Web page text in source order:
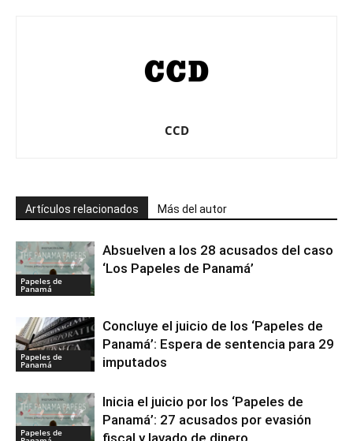
CCD
Artículos relacionados Más del autor
Papeles de
Panamá
Absuelven a los 28 acusados del caso
‘Los Papeles de Panamá’
Papeles de
Panamá
Concluye el juicio de los ‘Papeles de
Panamá’: Espera de sentencia para 29
imputados
Papeles de
Inicia el juicio por los ‘Papeles de
Panamá’: 27 acusados por evasión